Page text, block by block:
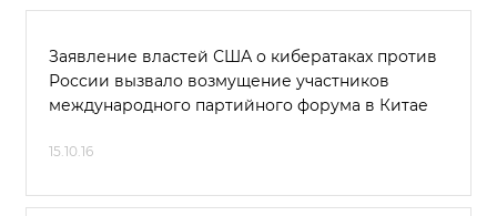
Заявление властей США о кибератаках против
России вызвало возмущение участников
международного партийного форума в Китае
15.10.16